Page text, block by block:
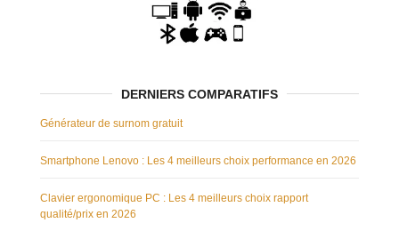
DERNIERS COMPARATIFS
Générateur de surnom gratuit
Smartphone Lenovo : Les 4 meilleurs choix performance en 2026
Clavier ergonomique PC : Les 4 meilleurs choix rapport
qualité/prix en 2026